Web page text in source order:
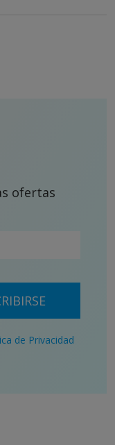
ofertas
de Privacidad